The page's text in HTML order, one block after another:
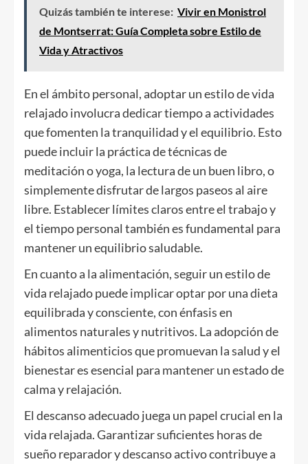
Quizás también te interese: Vivir en Monistrol
de Montserrat: Guía Completa sobre Estilo de
Vida y Atractivos
En el ámbito personal, adoptar un estilo de vida
relajado involucra dedicar tiempo a actividades
que fomenten la tranquilidad y el equilibrio. Esto
puede incluir la práctica de técnicas de
meditación o yoga, la lectura de un buen libro, o
simplemente disfrutar de largos paseos al aire
libre. Establecer límites claros entre el trabajo y
el tiempo personal también es fundamental para
mantener un equilibrio saludable.
En cuanto a la alimentación, seguir un estilo de
vida relajado puede implicar optar por una dieta
equilibrada y consciente, con énfasis en
alimentos naturales y nutritivos. La adopción de
hábitos alimenticios que promuevan la salud y el
bienestar es esencial para mantener un estado de
calma y relajación.
El descanso adecuado juega un papel crucial en la
vida relajada. Garantizar suficientes horas de
sueño reparador y descanso activo contribuye a